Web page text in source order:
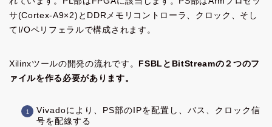
サ(Cortex-A9×2)とDDRメモリコントローラ、クロック、そし
てI/Oペリフェラルで構成されます。
Xilinxツールの開発の流れです。
FSBLとBitStreamの２つのフ
ァイルを作る必要があります。
Vivadoにより、PS部のIPを配置し、バス、クロック信
号を配線する